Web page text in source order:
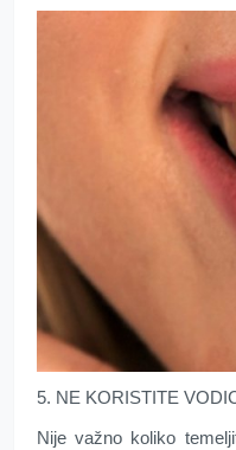
5. NE KORISTITE
Nije važno koliko